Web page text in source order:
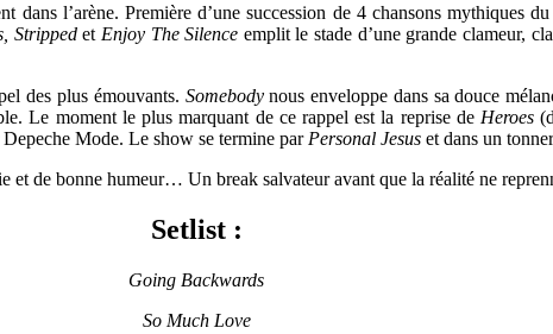
dans l’arène. Première d’une succession de 4 chansons mythiques
Strippedet Enjoy The Silence emplit le stade d’une grande clameur,
des plus émouvants. Somebodynous enveloppe dans sa douce
Le moment le plus marquant de ce rappel est la reprise de Heroes
Mode. Le show se termine par Personal Jesus et dans un
de bonne humeur… Un break salvateur avant que la réalité ne
Setlist :
Going Backwards
So Much Love